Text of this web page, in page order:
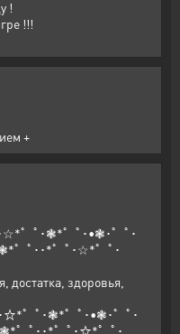
!
!!!
+
゜ﾟ･❃*゜ﾟ･•❃･゜ﾟ･
゜ﾟ･･*゜ﾟ･☆*゜ﾟ･
достатка, здоровья,
゜ﾟ･❃*゜ﾟ･•❃･゜ﾟ･
゜ﾟ･･*゜ﾟ･☆*゜ﾟ･